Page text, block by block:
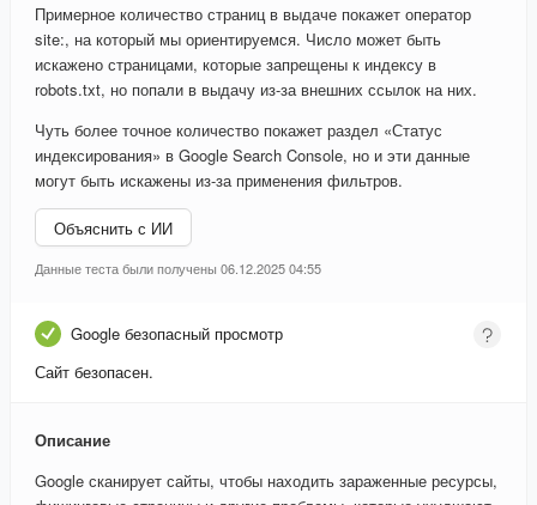
Примерное количество страниц в выдаче покажет оператор
site:, на который мы ориентируемся. Число может быть
искажено страницами, которые запрещены к индексу в
robots.txt, но попали в выдачу из-за внешних ссылок на них.
Чуть более точное количество покажет раздел «Статус
индексирования» в Google Search Console, но и эти данные
могут быть искажены из-за применения фильтров.
Объяснить с ИИ
Данные теста были получены 06.12.2025 04:55
Google безопасный просмотр
Сайт безопасен.
Описание
Google сканирует сайты, чтобы находить зараженные ресурсы,